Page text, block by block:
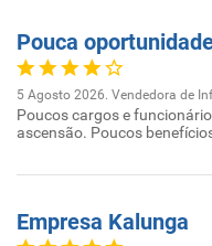
Pouca
5 Agosto 2026. Vendedora de
Poucos cargos e
ascensão. Poucos
Empresa Kalunga